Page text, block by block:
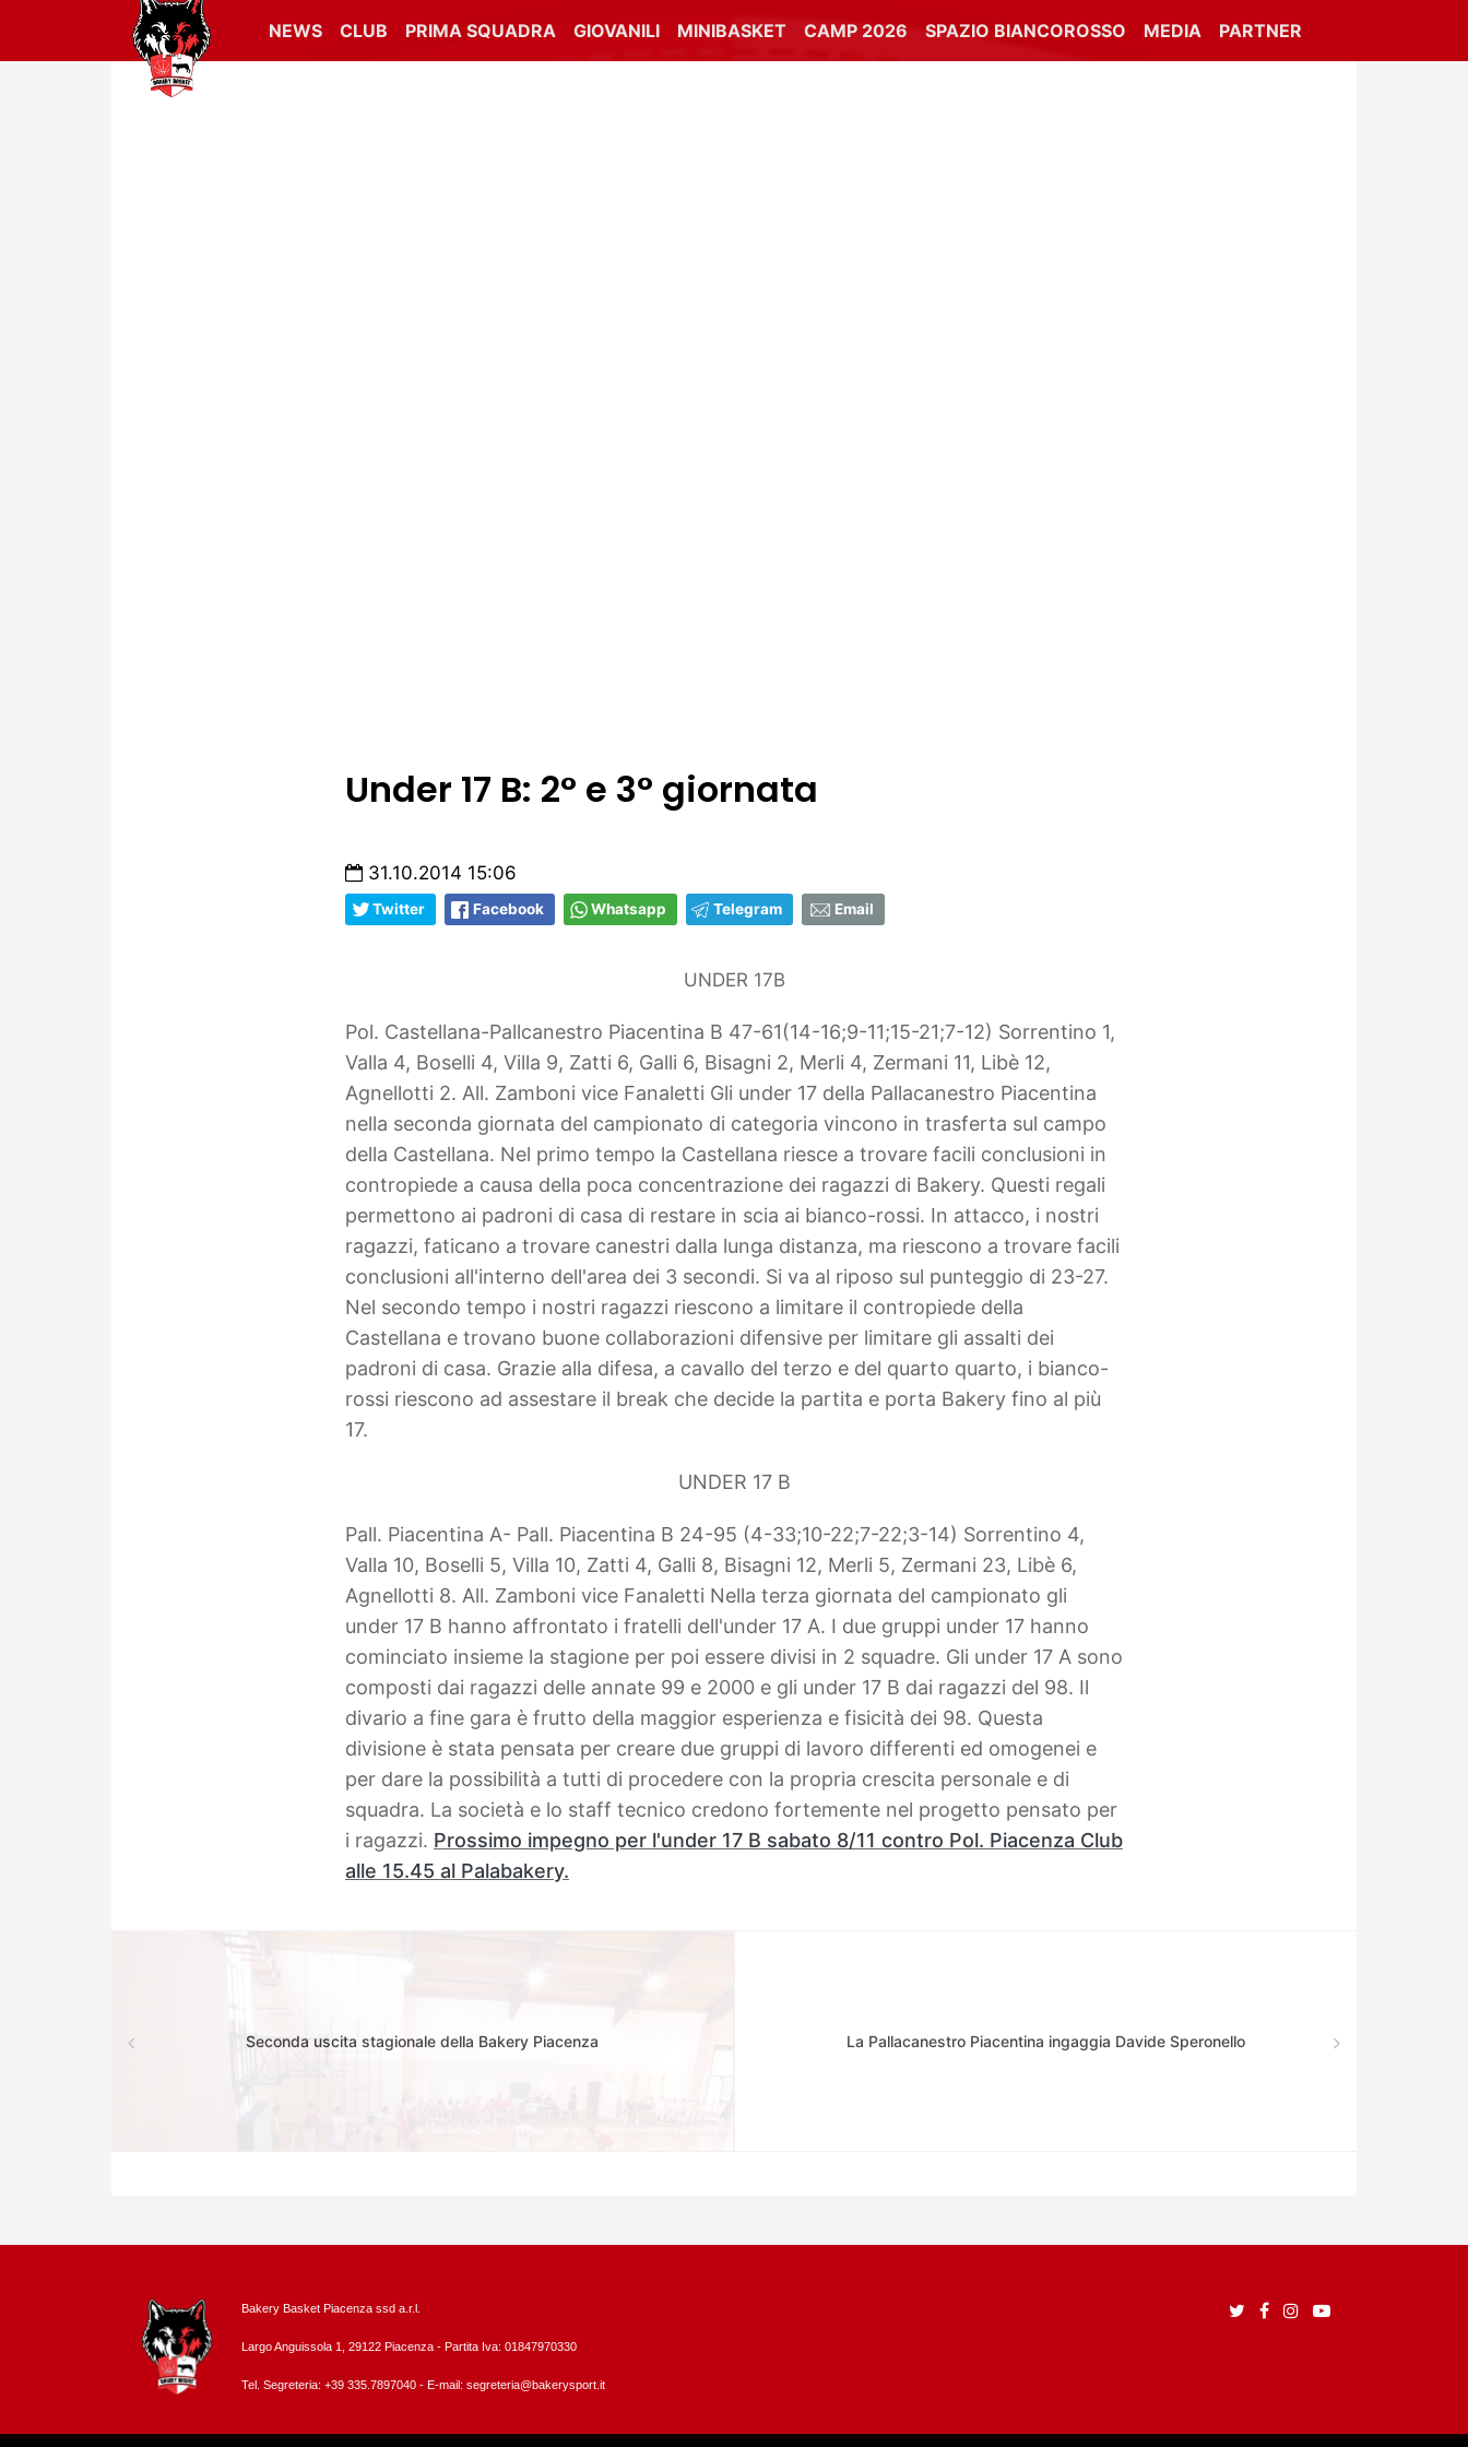
NEWS CLUB PRIMA SQUADRA GIOVANILI MINIBASKET CAMP 2026 SPAZIO BIANCOROSSO MEDIA PARTNER
Under 17 B: 2° e 3° giornata
31.10.2014 15:06
Twitter Facebook Whatsapp Telegram Email
UNDER 17B
Pol. Castellana-Pallcanestro Piacentina B 47-61(14-16;9-11;15-21;7-12) Sorrentino 1,
Valla 4, Boselli 4, Villa 9, Zatti 6, Galli 6, Bisagni 2, Merli 4, Zermani 11, Libè 12,
Agnellotti 2. All. Zamboni vice Fanaletti Gli under 17 della Pallacanestro Piacentina
nella seconda giornata del campionato di categoria vincono in trasferta sul campo
della Castellana. Nel primo tempo la Castellana riesce a trovare facili conclusioni in
contropiede a causa della poca concentrazione dei ragazzi di Bakery. Questi regali
permettono ai padroni di casa di restare in scia ai bianco-rossi. In attacco, i nostri
ragazzi, faticano a trovare canestri dalla lunga distanza, ma riescono a trovare facili
conclusioni all'interno dell'area dei 3 secondi. Si va al riposo sul punteggio di 23-27.
Nel secondo tempo i nostri ragazzi riescono a limitare il contropiede della
Castellana e trovano buone collaborazioni difensive per limitare gli assalti dei
padroni di casa. Grazie alla difesa, a cavallo del terzo e del quarto quarto, i bianco-
rossi riescono ad assestare il break che decide la partita e porta Bakery fino al più
17.
UNDER 17 B
Pall. Piacentina A- Pall. Piacentina B 24-95 (4-33;10-22;7-22;3-14) Sorrentino 4,
Valla 10, Boselli 5, Villa 10, Zatti 4, Galli 8, Bisagni 12, Merli 5, Zermani 23, Libè 6,
Agnellotti 8. All. Zamboni vice Fanaletti Nella terza giornata del campionato gli
under 17 B hanno affrontato i fratelli dell'under 17 A. I due gruppi under 17 hanno
cominciato insieme la stagione per poi essere divisi in 2 squadre. Gli under 17 A sono
composti dai ragazzi delle annate 99 e 2000 e gli under 17 B dai ragazzi del 98. Il
divario a fine gara è frutto della maggior esperienza e fisicità dei 98. Questa
divisione è stata pensata per creare due gruppi di lavoro differenti ed omogenei e
per dare la possibilità a tutti di procedere con la propria crescita personale e di
squadra. La società e lo staff tecnico credono fortemente nel progetto pensato per
i ragazzi. Prossimo impegno per l'under 17 B sabato 8/11 contro Pol. Piacenza Club
alle 15.45 al Palabakery.
Seconda uscita stagionale della Bakery Piacenza La Pallacanestro Piacentina ingaggia Davide Speronello
Bakery Basket Piacenza ssd a.r.l.
Largo Anguissola 1, 29122 Piacenza - Partita Iva: 01847970330
Tel. Segreteria: +39 335.7897040 - E-mail: segreteria@bakerysport.it